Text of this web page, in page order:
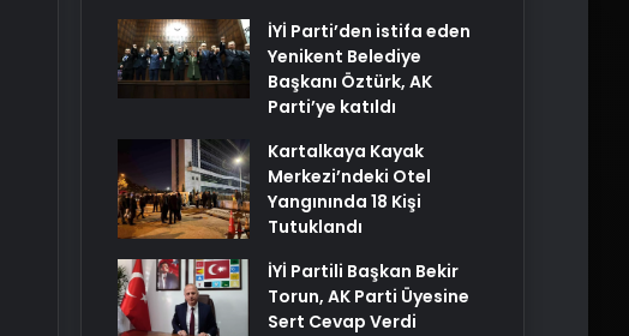
İYİ Parti’den istifa eden
Yenikent Belediye
Başkanı Öztürk, AK
Parti’ye katıldı
Kartalkaya Kayak
Merkezi’ndeki Otel
Yangınında 18 Kişi
Tutuklandı
İYİ Partili Başkan Bekir
Torun, AK Parti Üyesine
Sert Cevap Verdi